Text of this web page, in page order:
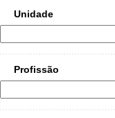
Unidade
Profissão